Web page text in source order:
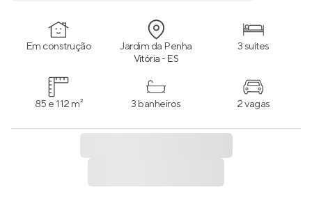
Em construção Jardim da Penha
Vitória - ES
3 suítes
85 e 112 m² 3 banheiros 2 vagas